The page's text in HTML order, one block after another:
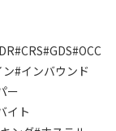
#CRS#GDS#OCC
#インバウンド
ー
イト